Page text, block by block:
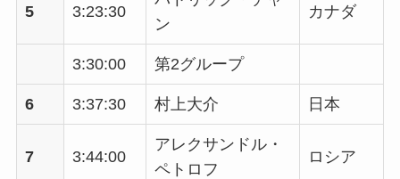
5 3:23:30
ン
カナダ
3:30:00 第2グループ
6 3:37:30 村上大介 日本
7 3:44:00
アレクサンドル・
ペトロフ
ロシア